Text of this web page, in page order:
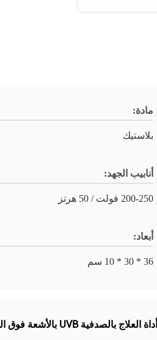
مادة:
بلاستيك
أنابيب الجهد:
200-250 فولت / 50 هرتز
أبعاد:
36 * 30 * 10 سم
أداة العلاج بالصدفية UVB بالأشعة فوق البنفسجية